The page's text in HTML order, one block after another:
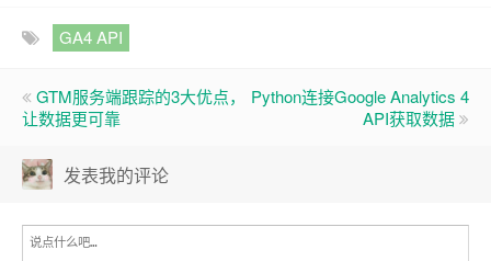
GA4 API
GTM服务端跟踪的3大优点，
让数据更可靠
Python连接Google Analytics 4
API获取数据
发表我的评论